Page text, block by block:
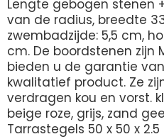
Lengte gebogen stenen
van de radius, breedte
zwembadzijde: 5,5 cm,
cm. De boordstenen zijn
bieden u de garantie
kwalitatief product. Ze
verdragen kou en vorst.
beige roze, grijs, zand
Tarrastegels 50 x 50 x